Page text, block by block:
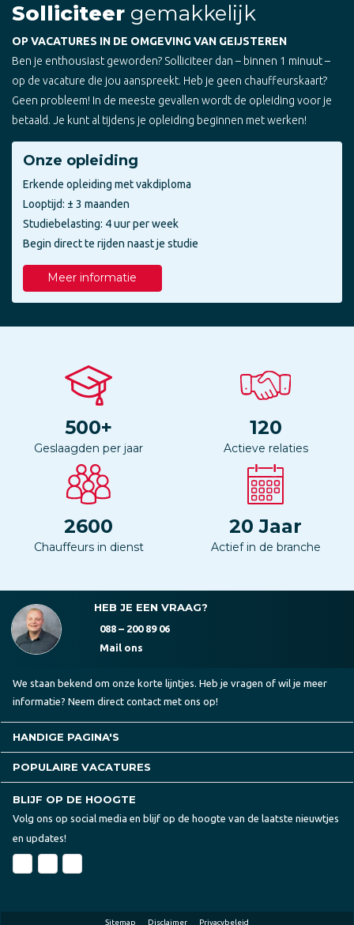
Solliciteer gemakkelijk
OP VACATURES IN DE OMGEVING VAN GEIJSTEREN
Ben je enthousiast geworden? Solliciteer dan – binnen 1 minuut –
op de vacature die jou aanspreekt. Heb je geen chauffeurskaart?
Geen probleem! In de meeste gevallen wordt de opleiding voor je
betaald. Je kunt al tijdens je opleiding beginnen met werken!
Onze opleiding
Erkende opleiding met vakdiploma
Looptijd: ± 3 maanden
Studiebelasting: 4 uur per week
Begin direct te rijden naast je studie
Meer informatie
500+
Geslaagden per jaar
120
Actieve relaties
2600
Chauffeurs in dienst
20 Jaar
Actief in de branche
HEB JE EEN VRAAG?
088 – 200 89 06
Mail ons
We staan bekend om onze korte lijntjes. Heb je vragen of wil je meer
informatie? Neem direct contact met ons op!
HANDIGE PAGINA'S
POPULAIRE VACATURES
BLIJF OP DE HOOGTE
Volg ons op social media en blijf op de hoogte van de laatste nieuwtjes
en updates!
Sitemap Disclaimer Privacybeleid